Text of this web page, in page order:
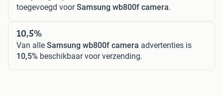
toegevoegd voorSamsung wb800f camera.
10,5%
Van alle Samsung wb800f camera advertenties is
10,5% beschikbaar voor verzending.